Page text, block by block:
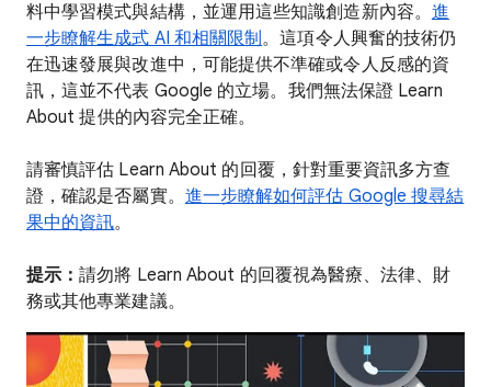
料中學習模式與結構，並運用這些知識創造新內容。 進
一步瞭解生成式 AI 和相關限制。這項令人興奮的技術仍
在迅速發展與改進中，可能提供不準確或令人反感的資
訊，這並不代表 Google 的立場。我們無法保證 Learn
About 提供的內容完全正確。
請審慎評估 Learn About 的回覆，針對重要資訊多方查
證，確認是否屬實。 進一步瞭解如何評估 Google 搜尋結
果中的資訊。
提示：請勿將 Learn About 的回覆視為醫療、法律、財
務或其他專業建議。